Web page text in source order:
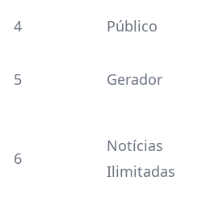
4 Público
5 Gerador
6
Notícias
Ilimitadas